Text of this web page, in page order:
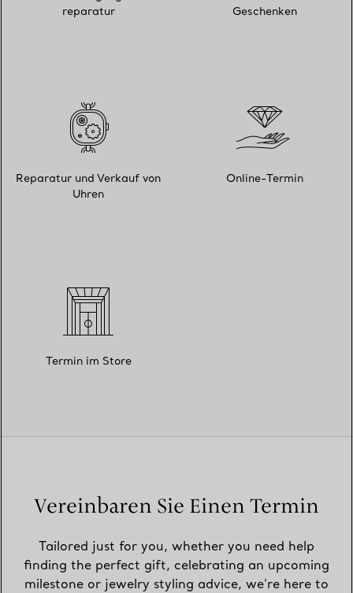
reparatur
Geschenken
Reparatur und Verkauf von
Uhren
Online-Termin
Termin im Store
Vereinbaren Sie Einen Termin
Tailored just for you, whether you need help
finding the perfect gift, celebrating an upcoming
milestone or jewelry styling advice, we’re here to